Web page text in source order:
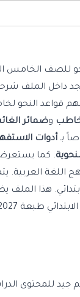
للصف الخامس
الملف شرحاً
قواعد النحو
وضمائر
بـ أدوات
. كما
اللغة العربية.
هذا
طبعة 2027.
جيد للمحتوى